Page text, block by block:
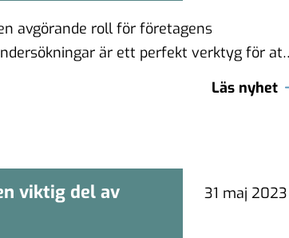
avgörande roll för företagens
är ett perfekt verktyg för att
Läs nyhet
viktig del av
31 maj 2023
en viktig del av